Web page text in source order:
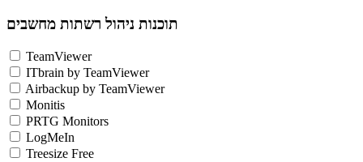
תוכנות ניהול רשתות מחשבים
TeamViewer
ITbrain by TeamViewer
Airbackup by TeamViewer
Monitis
PRTG Monitors
LogMeIn
Treesize Free